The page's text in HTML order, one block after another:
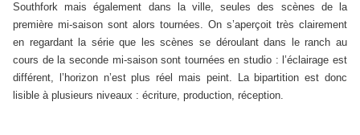
Southfork mais également dans la ville, seules des scènes de la
première mi-saison sont alors tournées. On s’aperçoit très clairement
en regardant la série que les scènes se déroulant dans le ranch au
cours de la seconde mi-saison sont tournées en studio : l’éclairage est
différent, l’horizon n’est plus réel mais peint. La bipartition est donc
lisible à plusieurs niveaux : écriture, production, réception.